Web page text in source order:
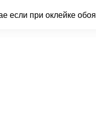
если при оклейке